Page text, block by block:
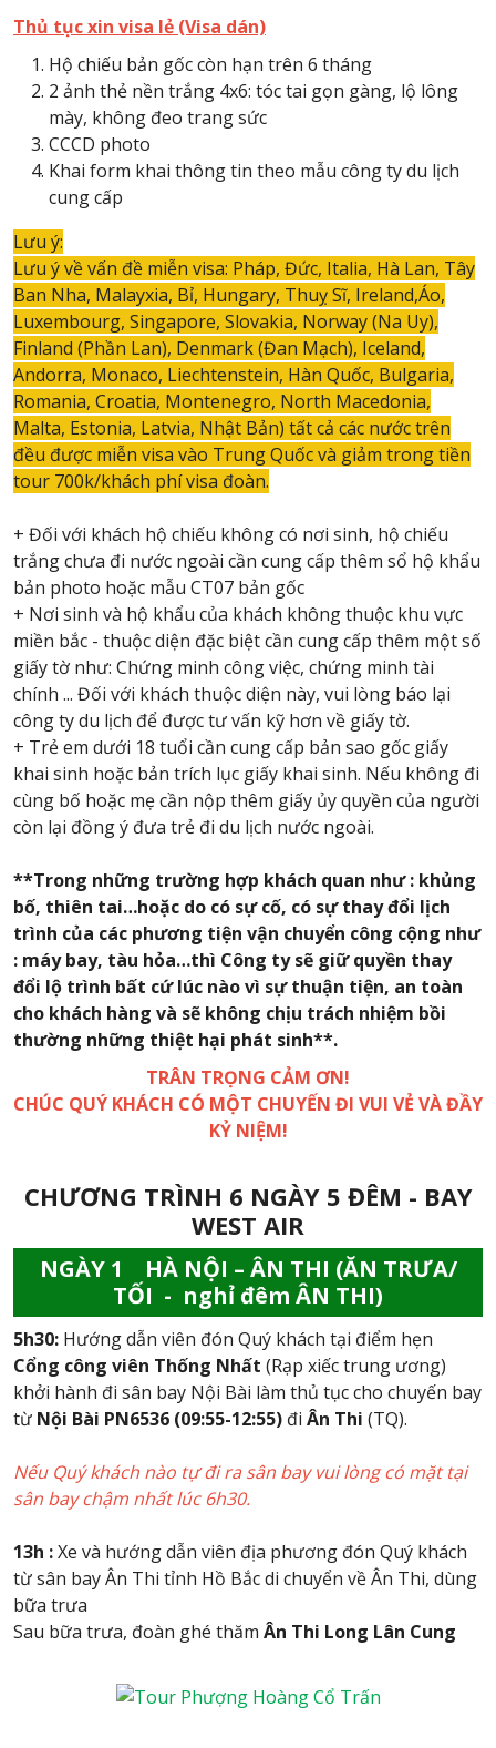
Thủ tục xin visa lẻ (Visa dán)
Hộ chiếu bản gốc còn hạn trên 6 tháng
2 ảnh thẻ nền trắng 4x6: tóc tai gọn gàng, lộ lông
mày, không đeo trang sức
CCCD photo
Khai form khai thông tin theo mẫu công ty du lịch
cung cấp
Lưu ý:
Lưu ý về vấn đề miễn visa: Pháp, Đức, Italia, Hà Lan, Tây
Ban Nha, Malayxia, Bỉ, Hungary, Thuỵ Sĩ, Ireland,Áo,
Luxembourg, Singapore, Slovakia, Norway (Na Uy),
Finland (Phần Lan), Denmark (Đan Mạch), Iceland,
Andorra, Monaco, Liechtenstein, Hàn Quốc, Bulgaria,
Romania, Croatia, Montenegro, North Macedonia,
Malta, Estonia, Latvia, Nhật Bản) tất cả các nước trên
đều được miễn visa vào Trung Quốc và giảm trong tiền
tour 700k/khách phí visa đoàn.
+ Đối với khách hộ chiếu không có nơi sinh, hộ chiếu
trắng chưa đi nước ngoài cần cung cấp thêm sổ hộ khẩu
bản photo hoặc mẫu CT07 bản gốc
+ Nơi sinh và hộ khẩu của khách không thuộc khu vực
miền bắc - thuộc diện đặc biệt cần cung cấp thêm một số
giấy tờ như: Chứng minh công việc, chứng minh tài
chính ... Đối với khách thuộc diện này, vui lòng báo lại
công ty du lịch để được tư vấn kỹ hơn về giấy tờ.
+ Trẻ em dưới 18 tuổi cần cung cấp bản sao gốc giấy
khai sinh hoặc bản trích lục giấy khai sinh. Nếu không đi
cùng bố hoặc mẹ cần nộp thêm giấy ủy quyền của người
còn lại đồng ý đưa trẻ đi du lịch nước ngoài.
**Trong những trường hợp khách quan như : khủng
bố, thiên tai…hoặc do có sự cố, có sự thay đổi lịch
trình của các phương tiện vận chuyển công cộng như
: máy bay, tàu hỏa…thì Công ty sẽ giữ quyền thay
đổi lộ trình bất cứ lúc nào vì sự thuận tiện, an toàn
cho khách hàng và sẽ không chịu trách nhiệm bồi
thường những thiệt hại phát sinh**.
TRÂN TRỌNG CẢM ƠN!
CHÚC QUÝ KHÁCH CÓ MỘT CHUYẾN ĐI VUI VẺ VÀ ĐẦY
KỶ NIỆM!
CHƯƠNG TRÌNH 6 NGÀY 5 ĐÊM - BAY
WEST AIR
NGÀY 1 HÀ NỘI – ÂN THI (ĂN TRƯA/
TỐI - nghỉ đêm ÂN THI)
5h30: Hướng dẫn viên đón Quý khách tại điểm hẹn
Cổng công viên Thống Nhất (Rạp xiếc trung ương)
khởi hành đi sân bay Nội Bài làm thủ tục cho chuyến bay
từ Nội Bài PN6536 (09:55-12:55) đi Ân Thi (TQ).
Nếu Quý khách nào tự đi ra sân bay vui lòng có mặt tại
sân bay chậm nhất lúc 6h30.
13h :Xe và hướng dẫn viên địa phương đón Quý khách
từ sân bay Ân Thi tỉnh Hồ Bắc di chuyển về Ân Thi, dùng
bữa trưa
Sau bữa trưa, đoàn ghé thăm Ân Thi Long Lân Cung